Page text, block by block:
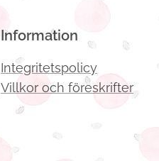
Information
Integritetspolicy
Villkor och föreskrifter